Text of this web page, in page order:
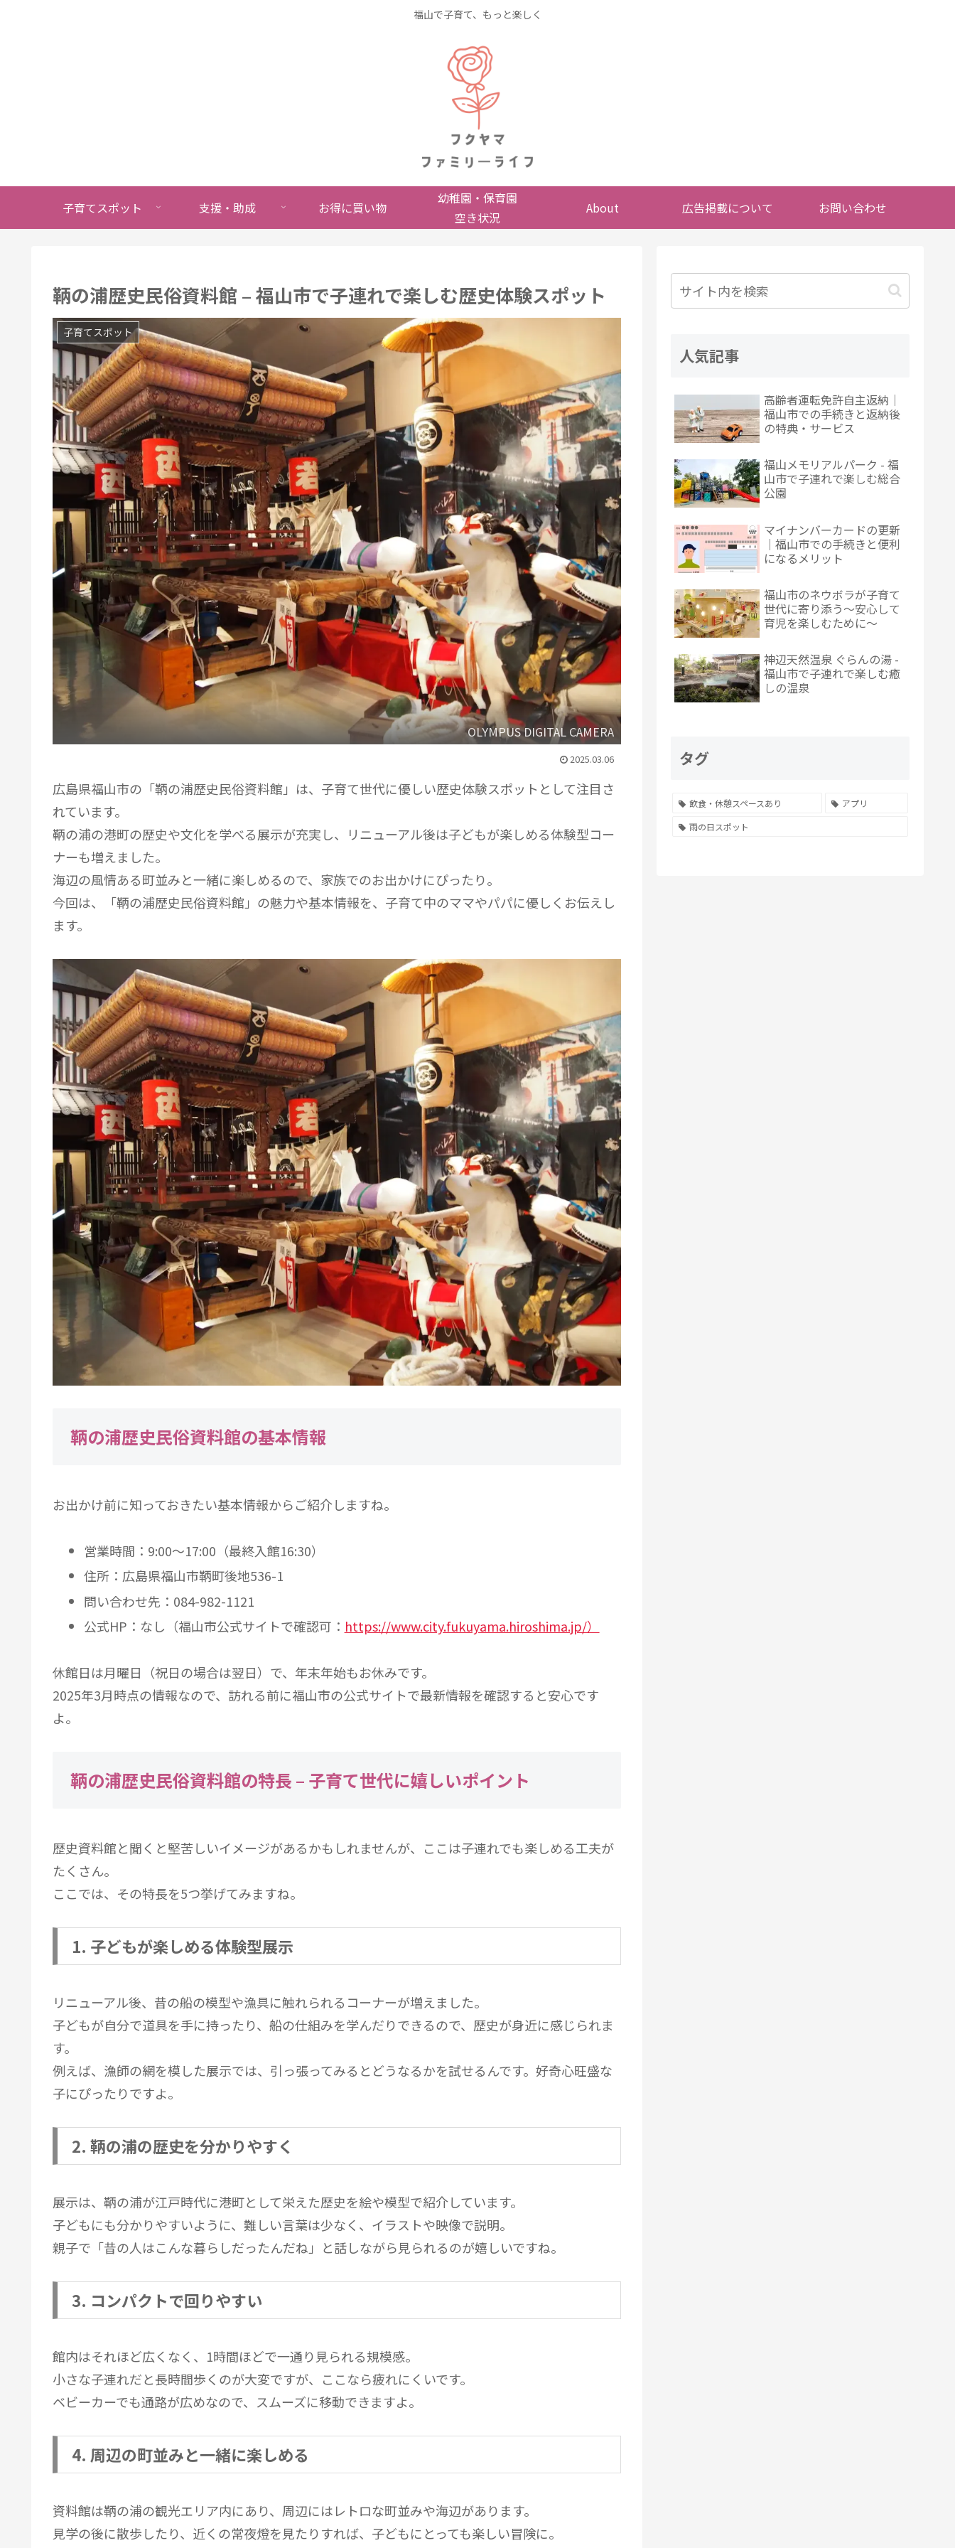
福山で子育て、もっと楽しく
子育てスポット 支援・助成 お得に買い物
幼稚園・保育園
空き状況
About 広告掲載について お問い合わせ
鞆の浦歴史民俗資料館 – 福山市で子連れで楽しむ歴史体験スポット
子育てスポット
OLYMPUS DIGITAL CAMERA
2025.03.06
広島県福山市の「鞆の浦歴史民俗資料館」は、子育て世代に優しい歴史体験スポットとして注目さ
れています。
鞆の浦の港町の歴史や文化を学べる展示が充実し、リニューアル後は子どもが楽しめる体験型コー
ナーも増えました。
海辺の風情ある町並みと一緒に楽しめるので、家族でのお出かけにぴったり。
今回は、「鞆の浦歴史民俗資料館」の魅力や基本情報を、子育て中のママやパパに優しくお伝えし
ます。
鞆の浦歴史民俗資料館の基本情報
お出かけ前に知っておきたい基本情報からご紹介しますね。
営業時間：9:00～17:00（最終入館16:30）
住所：広島県福山市鞆町後地536-1
問い合わせ先：084-982-1121
公式HP：なし（福山市公式サイトで確認可： https://www.city.fukuyama.hiroshima.jp/）
休館日は月曜日（祝日の場合は翌日）で、年末年始もお休みです。
2025年3月時点の情報なので、訪れる前に福山市の公式サイトで最新情報を確認すると安心です
よ。
鞆の浦歴史民俗資料館の特長 – 子育て世代に嬉しいポイント
歴史資料館と聞くと堅苦しいイメージがあるかもしれませんが、ここは子連れでも楽しめる工夫が
たくさん。
ここでは、その特長を5つ挙げてみますね。
1. 子どもが楽しめる体験型展示
リニューアル後、昔の船の模型や漁具に触れられるコーナーが増えました。
子どもが自分で道具を手に持ったり、船の仕組みを学んだりできるので、歴史が身近に感じられま
す。
例えば、漁師の網を模した展示では、引っ張ってみるとどうなるかを試せるんです。好奇心旺盛な
子にぴったりですよ。
2. 鞆の浦の歴史を分かりやすく
展示は、鞆の浦が江戸時代に港町として栄えた歴史を絵や模型で紹介しています。
子どもにも分かりやすいように、難しい言葉は少なく、イラストや映像で説明。
親子で「昔の人はこんな暮らしだったんだね」と話しながら見られるのが嬉しいですね。
3. コンパクトで回りやすい
館内はそれほど広くなく、1時間ほどで一通り見られる規模感。
小さな子連れだと長時間歩くのが大変ですが、ここなら疲れにくいです。
ベビーカーでも通路が広めなので、スムーズに移動できますよ。
4. 周辺の町並みと一緒に楽しめる
資料館は鞆の浦の観光エリア内にあり、周辺にはレトロな町並みや海辺があります。
見学の後に散歩したり、近くの常夜燈を見たりすれば、子どもにとっても楽しい冒険に。
人気記事
高齢者運転免許自主返納｜
福山市での手続きと返納後
の特典・サービス
福山メモリアルパーク - 福
山市で子連れで楽しむ総合
公園
マイナンバーカードの更新
｜福山市での手続きと便利
になるメリット
福山市のネウボラが子育て
世代に寄り添う～安心して
育児を楽しむために～
神辺天然温泉 ぐらんの湯 -
福山市で子連れで楽しむ癒
しの温泉
タグ
飲食・休憩スペースあり
アプリ
雨の日スポット